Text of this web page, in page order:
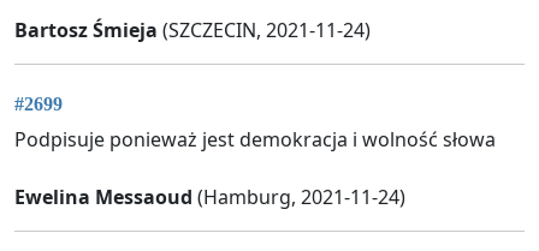
Bartosz Śmieja (SZCZECIN, 2021-11-24)
#2699
Podpisuje ponieważ jest demokracja i wolność słowa
Ewelina Messaoud (Hamburg, 2021-11-24)